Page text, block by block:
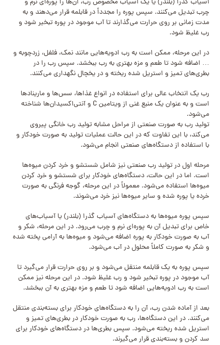
آسیاب گذرا (بلندر) یا یک آسیاب مخصوص رب، آن‌ها را پوره‌ای نرم و
چرب تبدیل می‌کنند. سپس پوره را مجدداً در قابلمه قرار می‌دهند و به
مدت زمانی بر روی حرارت می‌گذارند تا آب موجود در پوره تبخیر شود و
رب غلیظ شود.
در این مرحله، ممکن است به رب ادویه‌هایی مانند نمک، فلفل، زردچوبه و
… اضافه شود تا طعم و مزه بهتری به رب ببخشد. سپس رب را در
بطری‌های تمیز و استریل شده ریخته و در یخچال نگهداری می‌کنند.
رب یک انتخاب عالی برای استفاده در انواع غذاها، سس‌ها و مارینادها
است و به عنوان یک منبع غنی از ویتامین C و آنتی‌اکسیدان‌ها شناخته
می‌شود.
تولید رب به صورت صنعتی از مراحل مشابه تولید رب خانگی پیروی
می‌کند، با این تفاوت که در این حالت عملیات تولید به صورت خودکار و
با استفاده از دستگاه‌های صنعتی انجام می‌شود.
مرحله اول در تولید رب صنعتی نیز شامل شستشو و خرد کردن میوه‌ها
است. اما در این حالت، دستگاه‌های خودکار برای شستشو و خرد کردن
میوه‌ها استفاده می‌شود. معمولاً در این مرحله، گوجه فرنگی به صورت
خرده یا پوره شده و سایر میوه‌ها نیز خرد می‌شوند.
سپس پوره میوه‌ها به دستگاه‌های آسیاب گذرا (بلندر) یا آسیاب‌های
خاص برای تبدیل آن به پوره‌ای نرم و چرب می‌رود. در این مرحله، شکر و
آب به صورت خودکار به پوره اضافه می‌شود و میوه‌ها به آرامی پخته شده
و شکر به صورت کاملاً محلول در آب می‌شود.
سپس پوره به یک قابلمه منتقل می‌شود و بر روی حرارت قرار می‌گیرد تا
آب موجود در پوره تبخیر شود و رب غلیظ شود. در این مرحله نیز ممکن
است به رب ادویه‌هایی اضافه شود تا طعم و مزه بهتری به آن ببخشد.
بعد از آماده شدن رب، آن را به دستگاه‌های خودکار برای بسته‌بندی منتقل
می‌کنند. در این دستگاه‌ها، رب به صورت خودکار در بطری‌های تمیز و
استریل شده ریخته می‌شود. سپس بطری‌ها در دستگاه‌های خودکار برای
سد کردن و بسته‌بندی قرار می‌گیرند.